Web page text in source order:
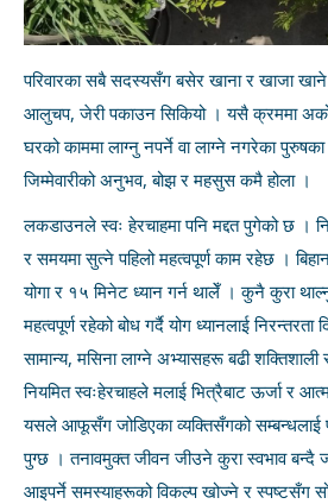
परिवारका सबै सदस्यसँग बसेर खाना र खाजा
आलुचप, जेरी पकाउन सिकियो । यसै क्रममा
घरको काममा लाग्नु नपर्ने वा लाग्ने नगरेका पुरुषका
जिम्मेवारीको अनुभव, बोझ र महसुस कमै होला ।
लकडाउनले स्वः हेरचाहमा पनि मद्दत पुगेको छ ।
र समयमा सुत्ने पहिलो महत्वपूर्ण काम रहेछ ।
योगा र १५ मिनेट ध्यान गर्न थालेँ । कुनै कुरा
महत्वपूर्ण रहेको बोध गर्दै योग ध्यानलाई
सामान्य, मसिना लाग्ने अभ्यासहरू बढी शक्तिशाली
नियमित स्वःहेरचाहले मलाई भित्रैबाट ऊर्जा र
यसले आफूसँग जोडिएका व्यक्तिसँगको सम्बन्धलाई
पुग्छ । तनावमुक्त जीवन जीउने कुरा स्वभाव बन्दै
आइपर्ने समस्याहरूको विकल्प खोज्ने र स्पष्टसँग